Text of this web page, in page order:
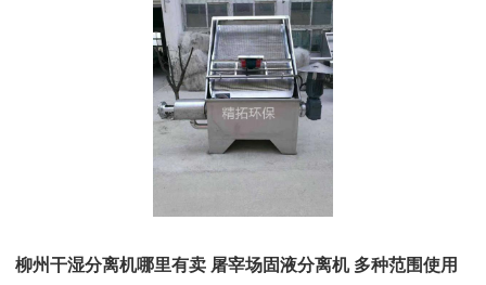
柳州干湿分离机哪里有卖 屠宰场固液分离机 多种范围使用